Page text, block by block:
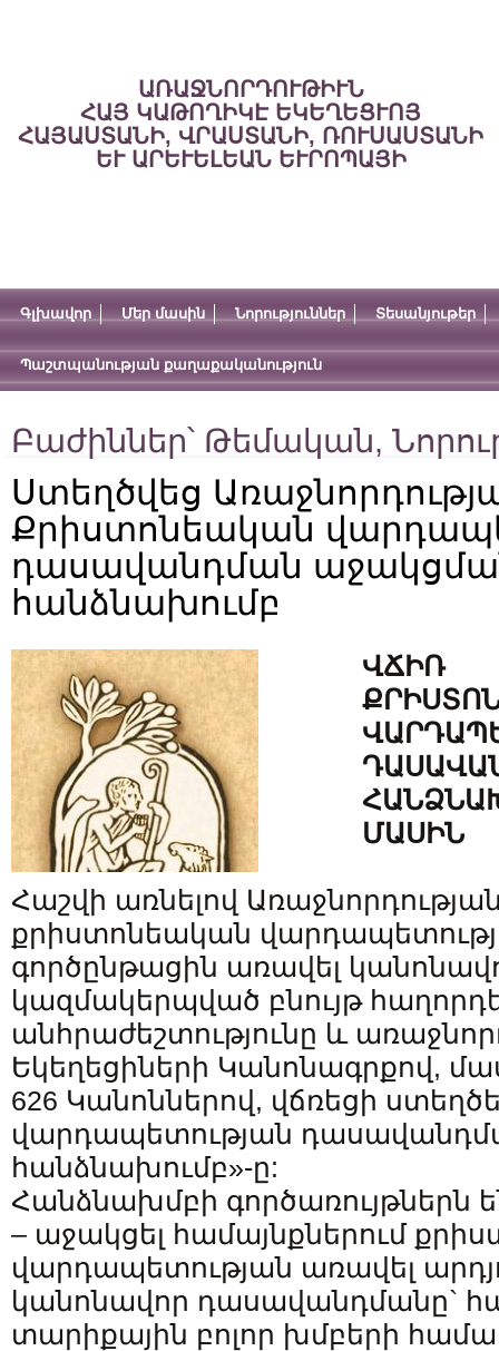
ԱՌԱՋՆՈՐԴՈՒԹԻՒՆ
ՀԱՅ ԿԱԹՈՂԻԿԷ ԵԿԵՂԵՑՒՈՅ
ՀԱՅԱՍՏԱՆԻ, ՎՐԱՍՏԱՆԻ, ՌՈՒՍԱՍՏԱՆԻ
ԵՒ ԱՐԵՒԵԼԵԱՆ ԵՒՐՈՊԱՅԻ
Գլխավոր Մեր մասին Նորություններ Տեսանյութեր
Պաշտպանության քաղաքականություն
Բաժիններ՝ Թեմական,
Ստեղծվեց
Քրիստոնեական
դասավանդման
հանձնախումբ
ՎՃԻՌ
ՄԱՍԻՆ
Հաշվի առնելով
քրիստոնեական
գործընթացին առավել
կազմակերպված բնույթ
անհրաժեշտությունը և
Եկեղեցիների Կանոնագրքով,
626 Կանոններով, վճռեցի
վարդապետության
հանձնախումբ»-ը:
Հանձնախմբի գործառույթներն
– աջակցել համայնքներում
վարդապետության առավել
կանոնավոր դասավանդմանը`
տարիքային բոլոր խմբերի